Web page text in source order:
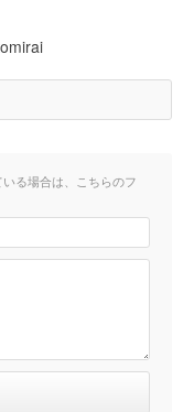
る場合は、こちらのフ